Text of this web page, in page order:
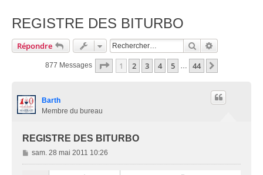
REGISTRE DES BITURBO
Répondre Rechercher
877 Messages Page 1Sur
1 2 3 4 5 44
Barth
Membre du bureau
REGISTRE DES BITURBO
M
e
sam. 28 mai 2011 10:26